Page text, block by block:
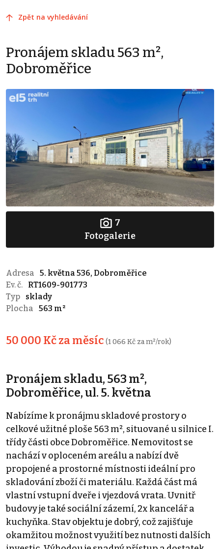
Zpět na vyhledávání
Pronájem skladu 563 m²,
Dobroměřice
7
Fotogalerie
Adresa
5. května 536, Dobroměřice
Ev. č.
RT1609-901773
Typ
sklady
Plocha
563 m²
50 000 Kč za měsíc (1 066 Kč za m²/rok)
Pronájem skladu, 563 m²,
Dobroměřice, ul. 5. května
Nabízíme k pronájmu skladové prostory o
celkové užitné ploše 563 m², situované u silnice I.
třídy části obce Dobroměřice. Nemovitost se
nachází v oploceném areálu a nabízí dvě
propojené a prostorné místnosti ideální pro
skladování zboží či materiálu. Každá část má
vlastní vstupní dveře i vjezdová vrata. Uvnitř
budovy je také sociální zázemí, 2x kancelář a
kuchyňka. Stav objektu je dobrý, což zajišťuje
okamžitou možnost využití bez nutnosti dalších